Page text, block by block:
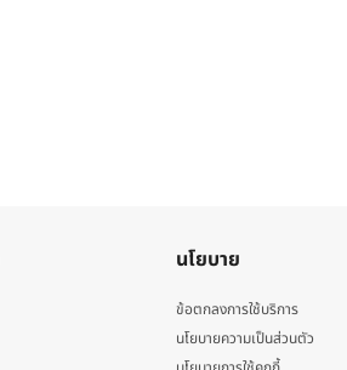
นโยบาย
ข้อตกลงการใช้บริการ
นโยบายความเป็นส่วนตัว